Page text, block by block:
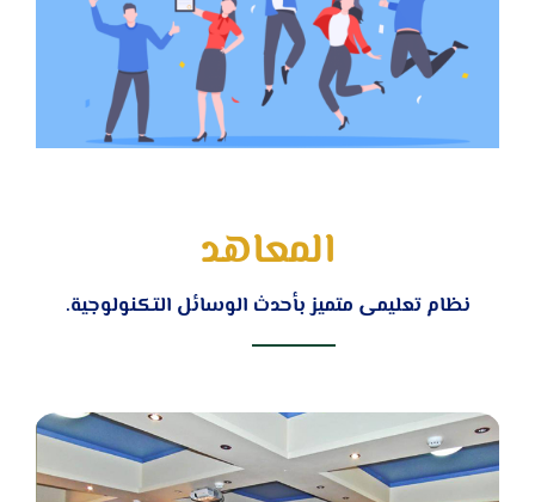
المعاهد
نظام تعليمى متميز بأحدث الوسائل التكنولوجية.